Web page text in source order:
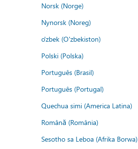
Norsk (Norge)
Nynorsk (Noreg)
o'zbek (O'zbekiston)
Polski (Polska)
Português (Brasil)
Português (Portugal)
Quechua simi (America Latina)
Română (România)
Sesotho sa Leboa (Afrika Borwa)